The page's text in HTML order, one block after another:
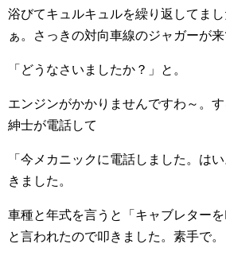
浴びてキュルキュルを繰り返してま
ぁ。さっきの対向車線のジャガーが来
「どうなさいましたか？」と。
エンジンがかかりませんですわ～。
紳士が電話して
「今メカニックに電話しました。は
きました。
車種と年式を言うと「キャブレターを
と言われたので叩きました。素手で。